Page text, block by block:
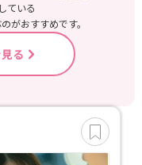
ている
がおすすめです。
る